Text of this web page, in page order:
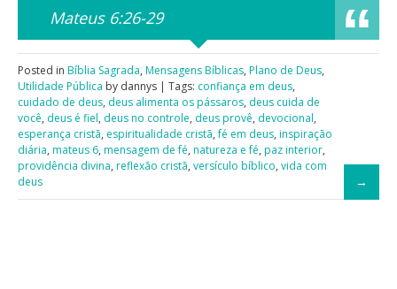
Mateus 6:26-29
Posted in Bíblia Sagrada, Mensagens Bíblicas, Plano de Deus,
Utilidade Pública by dannys | Tags: confiança em deus,
cuidado de deus, deus alimenta os pássaros, deus cuida de
você, deus é fiel, deus no controle, deus provê, devocional,
esperança cristã, espiritualidade cristã,fé em deus, inspiração
diária, mateus 6, mensagem de fé, natureza e fé, paz interior,
providência divina, reflexão cristã, versículo bíblico, vida com
deus